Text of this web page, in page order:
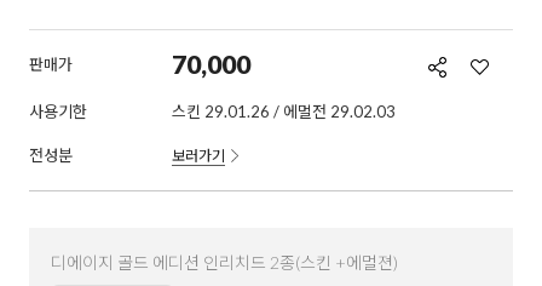
판매가 70,000
사용기한 스킨 29.01.26 / 에멀전 29.02.03
전성분 보러가기
디에이지 골드 에디션 인리치드 2종(스킨 +에멀젼)